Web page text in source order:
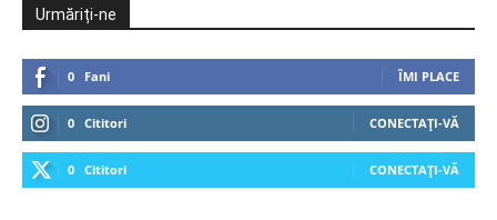
Urmăriți-ne
0 Fani ÎMI PLACE
0 Cititori CONECTAȚI-VĂ
0 Cititori CONECTAȚI-VĂ